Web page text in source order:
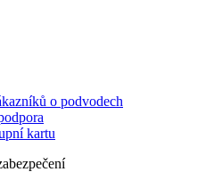
o podvodech
kartu